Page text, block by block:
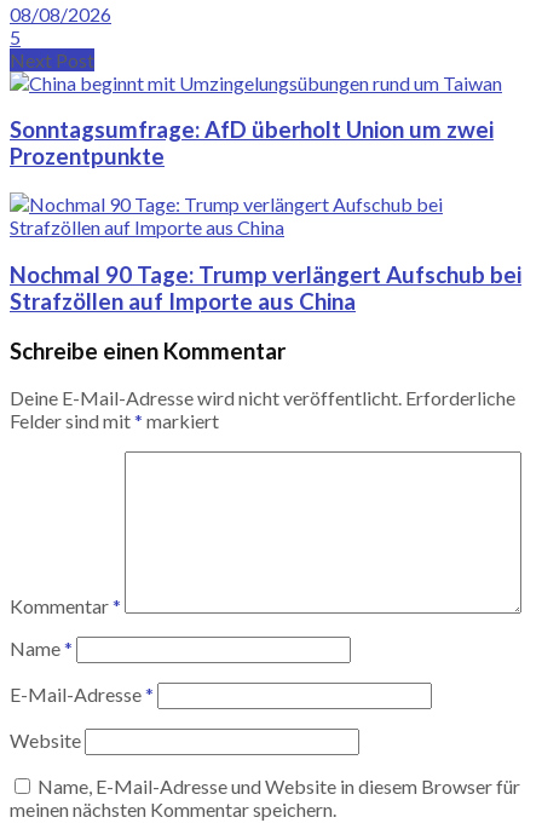
08/08/2026
5
Next Post
Sonntagsumfrage: AfD überholt Union um zwei
Prozentpunkte
Nochmal 90 Tage: Trump verlängert Aufschub bei
Strafzöllen auf Importe aus China
Schreibe einen Kommentar
Deine E-Mail-Adresse wird nicht veröffentlicht. Erforderliche
Felder sind mit* markiert
Kommentar*
Name*
E-Mail-Adresse*
Website
Name, E-Mail-Adresse und Website in diesem Browser für
meinen nächsten Kommentar speichern.